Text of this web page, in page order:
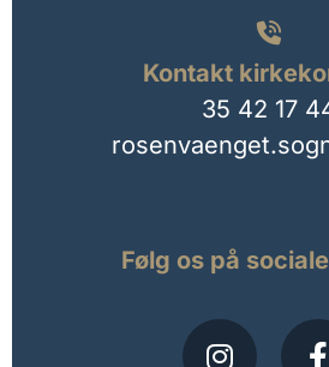

Kontakt
35 42 17
Følg os på